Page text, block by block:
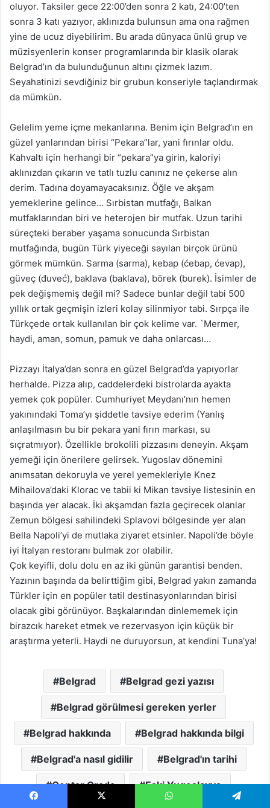
oluyor. Taksiler gece 22:00’den sonra 2 katı, 24:00’ten
sonra 3 katı yazıyor, aklınızda bulunsun ama ona rağmen
yine de ucuz diyebilirim. Bu arada dünyaca ünlü grup ve
müzisyenlerin konser programlarında bir klasik olarak
Belgrad’ın da bulunduğunun altını çizmek lazım.
Seyahatinizi sevdiğiniz bir grubun konseriyle taçlandırmak
da mümkün.
Gelelim yeme içme mekanlarına. Benim için Belgrad’ın en
güzel yanlarından birisi “Pekara”lar, yani fırınlar oldu.
Kahvaltı için herhangi bir “pekara”ya girin, kaloriyi
aklınızdan çıkarın ve tatlı tuzlu canınız ne çekerse alın
derim. Tadına doyamayacaksınız. Öğle ve akşam
yemeklerine gelince… Sırbistan mutfağı, Balkan
mutfaklarından biri ve heterojen bir mutfak. Uzun tarihi
süreçteki beraber yaşama sonucunda Sırbistan
mutfağında, bugün Türk yiyeceği sayılan birçok ürünü
görmek mümkün. Sarma (sarma), kebap (ćebap, ćevap),
güveç (đuveć), baklava (baklava), börek (burek). İsimler de
pek değişmemiş değil mi? Sadece bunlar değil tabi 500
yıllık ortak geçmişin izleri kolay silinmiyor tabi. Sırpça ile
Türkçede ortak kullanılan bir çok kelime var. `Mermer,
haydi, aman, somun, pamuk ve daha onlarcası…
Pizzayı İtalya’dan sonra en güzel Belgrad’da yapıyorlar
herhalde. Pizza alıp, caddelerdeki bistrolarda ayakta
yemek çok popüler. Cumhuriyet Meydanı’nın hemen
yakınındaki Toma’yı şiddetle tavsiye ederim (Yanlış
anlaşılmasın bu bir pekara yani fırın markası, su
sıçratmıyor). Özellikle brokolili pizzasını deneyin. Akşam
yemeği için önerilere gelirsek. Yugoslav dönemini
anımsatan dekoruyla ve yerel yemekleriyle Knez
Mihailova’daki Klorac ve tabii ki Mikan tavsiye listesinin en
başında yer alacak. İki akşamdan fazla geçirecek olanlar
Zemun bölgesi sahilindeki Splavovi bölgesinde yer alan
Bella Napoli’yi de mutlaka ziyaret etsinler. Napoli’de böyle
iyi İtalyan restoranı bulmak zor olabilir.
Çok keyifli, dolu dolu en az iki günün garantisi benden.
Yazının başında da belirttiğim gibi, Belgrad yakın zamanda
Türkler için en popüler tatil destinasyonlarından birisi
olacak gibi görünüyor. Başkalarından dinlememek için
birazcık hareket etmek ve rezervasyon için küçük bir
araştırma yeterli. Haydi ne duruyorsun, at kendini Tuna’ya!
Belgrad Belgrad gezi yazısı
Belgrad görülmesi gereken yerler
Belgrad hakkında Belgrad hakkında bilgi
Belgrad'a nasıl gidilir Belgrad'ın tarihi
Centar Grada Eski Yugoslavya